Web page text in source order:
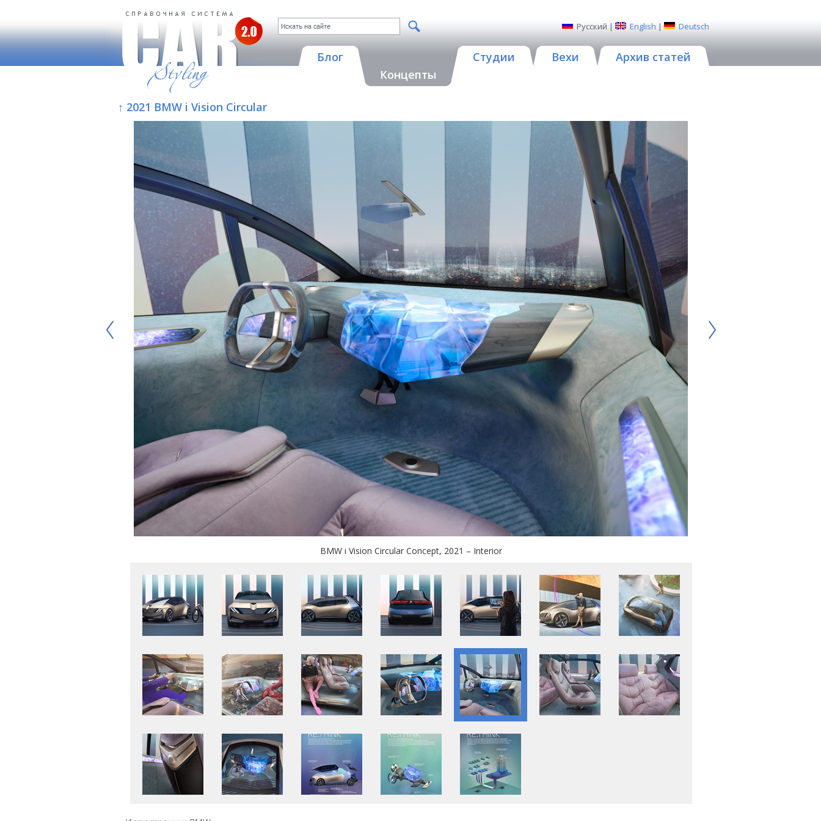
Русский | English | Deutsch
Блог
Концепты
Студии Вехи Архив статей
↑ 2021 BMW i Vision Circular
BMW i Vision Circular Concept, 2021 – Interior